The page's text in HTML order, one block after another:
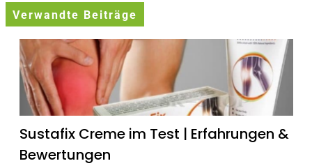
Verwandte Beiträge
Sustafix Creme im Test | Erfahrungen &
Bewertungen